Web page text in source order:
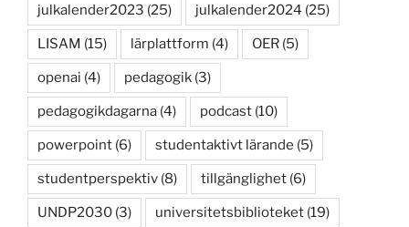
julkalender2023 (25) julkalender2024 (25)
LISAM (15) lärplattform (4) OER (5)
openai (4) pedagogik (3)
pedagogikdagarna (4) podcast (10)
powerpoint (6) studentaktivt lärande (5)
studentperspektiv (8) tillgänglighet (6)
UNDP2030 (3) universitetsbiblioteket (19)